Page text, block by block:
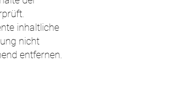
inhaltliche
nicht
entfernen.